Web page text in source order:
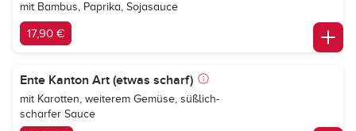
mit Bambus, Paprika, Sojasauce
17,90 €
Ente Kanton Art (etwas scharf)
mit Karotten, weiterem Gemüse, süßlich-
scharfer Sauce